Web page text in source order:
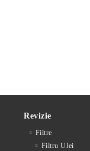
Revizie
Filtre
Filtru Ulei